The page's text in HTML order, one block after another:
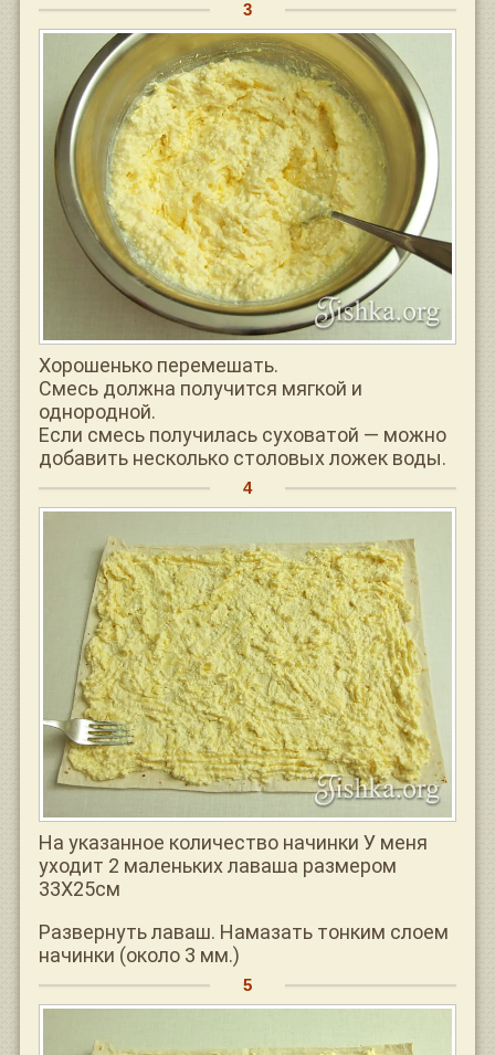
Хорошенько перемешать.
Смесь должна получится мягкой и
однородной.
Если смесь получилась суховатой — можно
добавить несколько столовых ложек воды.
На указанное количество начинки У меня
уходит 2 маленьких лаваша размером
33Х25см
Развернуть лаваш. Намазать тонким слоем
начинки (около 3 мм.)